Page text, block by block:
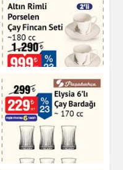
Elysia 6'lı Çay
Bardağı - 170 cc
Çay & Kahve & Şeker
Altın Rimli Porselen
Çay Fincan Seti
Mutfak Ürünleri